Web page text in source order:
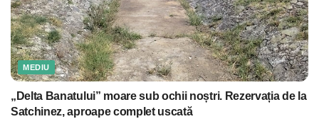
MEDIU
„Delta Banatului” moare sub ochii noștri. Rezervația de la
Satchinez, aproape complet uscată